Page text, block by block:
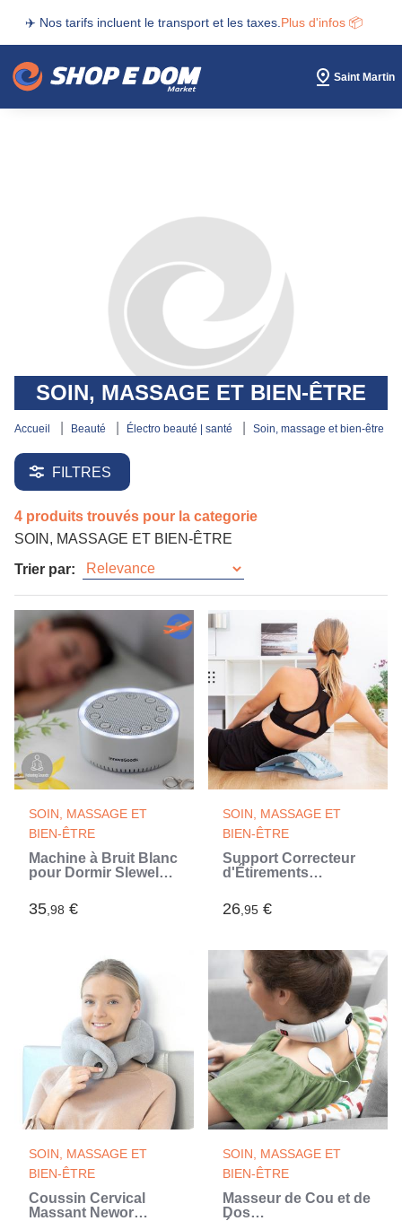
✈️ Nos tarifs incluent le transport et les taxes. Plus d'infos 📦
Saint Martin
SOIN, MASSAGE ET BIEN-ÊTRE
accueil beauté électro beauté | santé soin, massage et bien-être
FILTRES
4 produits trouvés pour la categorie
SOIN, MASSAGE ET BIEN-ÊTRE
Trier par:
SOIN, MASSAGE ET
BIEN-ÊTRE
Machine à Bruit Blanc
pour Dormir Slewel
35,98 €
SOIN, MASSAGE ET
BIEN-ÊTRE
Support Correcteur
d'Étirements
de Pression et
Magnétiques Lumport
26,95 €
SOIN, MASSAGE ET
BIEN-ÊTRE
Coussin Cervical
Massant Newor
SOIN, MASSAGE ET
BIEN-ÊTRE
Masseur de Cou et de
Dos